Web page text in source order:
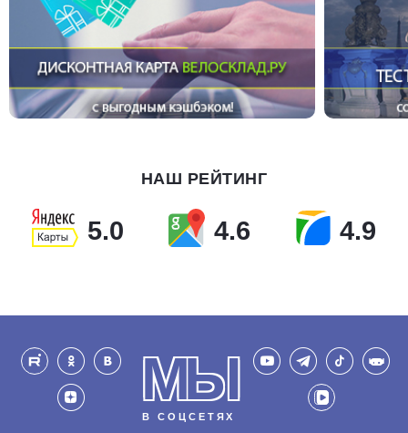
НАШ РЕЙТИНГ
5.0 4.6 4.9
МЫ
В СОЦСЕТЯХ